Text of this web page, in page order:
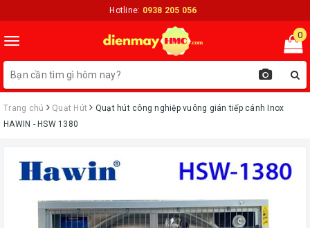
Hotline: 0938 205 056
Toggle
navigation
0
Trang chủ Quạt Hút
Quạt hút công nghiệp vuông gián tiếp cánh Inox
HAWIN - HSW 1380